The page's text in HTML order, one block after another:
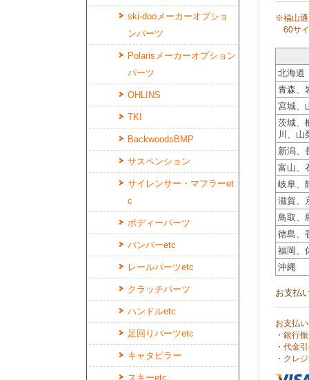
※福山通
60サイ
北海道
青森、
宮城、
茨城、
川、山
新潟、
富山、
岐阜、
滋賀、
鳥取、
徳島、
福岡、
沖縄
お支払
お支払
・銀行
・代金
・クレ
ski-dooメーカーオプショ
ンパーツ
Polarisメーカーオプション
パーツ
OHLINS
TKI
BackwoodsBMP
サスペンション
サイレンサー・マフラーet
c
ボディーパーツ
バンパーetc
レールパーツetc
クラッチパーツ
ハンドルetc
足回りパーツetc
キャタピラー
スキーetc